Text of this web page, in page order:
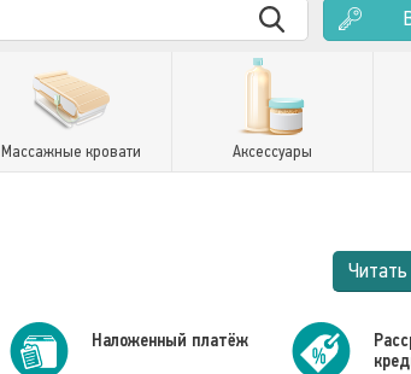
Массажные кровати Аксессуары
Наложенный платёж